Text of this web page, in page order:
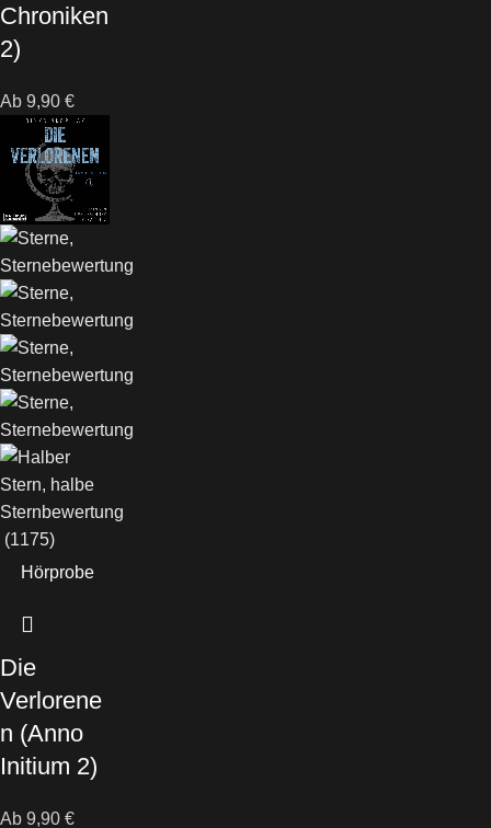
Chroniken
2)
Ab 9,90 €
(1175)
Hörprobe
Die
Verlorene
n (Anno
Initium 2)
Ab 9,90 €